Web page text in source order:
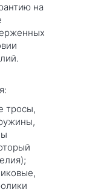
на
тросы,